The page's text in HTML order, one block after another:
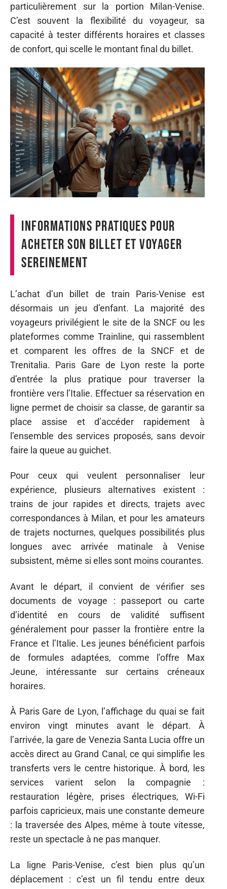
particulièrement sur la portion Milan-Venise.
C’est souvent la flexibilité du voyageur, sa
capacité à tester différents horaires et classes
de confort, qui scelle le montant final du billet.
Informations pratiques pour
acheter son billet et voyager
sereinement
L’achat d’un billet de train Paris-Venise est
désormais un jeu d’enfant. La majorité des
voyageurs privilégient le site de la SNCF ou les
plateformes comme Trainline, qui rassemblent
et comparent les offres de la SNCF et de
Trenitalia. Paris Gare de Lyon reste la porte
d’entrée la plus pratique pour traverser la
frontière vers l’Italie. Effectuer sa réservation en
ligne permet de choisir sa classe, de garantir sa
place assise et d’accéder rapidement à
l’ensemble des services proposés, sans devoir
faire la queue au guichet.
Pour ceux qui veulent personnaliser leur
expérience, plusieurs alternatives existent :
trains de jour rapides et directs, trajets avec
correspondances à Milan, et pour les amateurs
de trajets nocturnes, quelques possibilités plus
longues avec arrivée matinale à Venise
subsistent, même si elles sont moins courantes.
Avant le départ, il convient de vérifier ses
documents de voyage : passeport ou carte
d’identité en cours de validité suffisent
généralement pour passer la frontière entre la
France et l’Italie. Les jeunes bénéficient parfois
de formules adaptées, comme l’offre Max
Jeune, intéressante sur certains créneaux
horaires.
À Paris Gare de Lyon, l’affichage du quai se fait
environ vingt minutes avant le départ. À
l’arrivée, la gare de Venezia Santa Lucia offre un
accès direct au Grand Canal, ce qui simplifie les
transferts vers le centre historique. À bord, les
services varient selon la compagnie :
restauration légère, prises électriques, Wi-Fi
parfois capricieux, mais une constante demeure
: la traversée des Alpes, même à toute vitesse,
reste un spectacle à ne pas manquer.
La ligne Paris-Venise, c’est bien plus qu’un
déplacement : c’est un fil tendu entre deux